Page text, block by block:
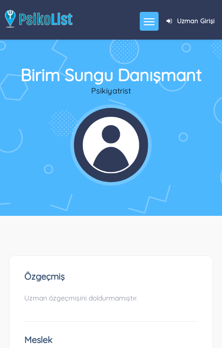
Uzman Girişi
Birim Sungu Danışmant
Psikiyatrist
Özgeçmiş
Uzman özgeçmişini doldurmamıştır.
Meslek